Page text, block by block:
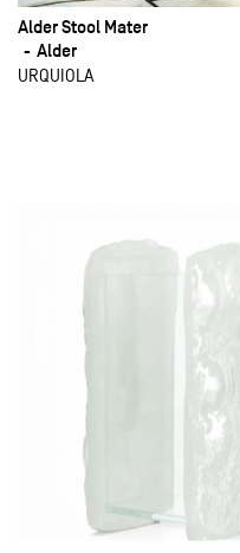
Alder Stool Mater
Alder
URQUIOLA